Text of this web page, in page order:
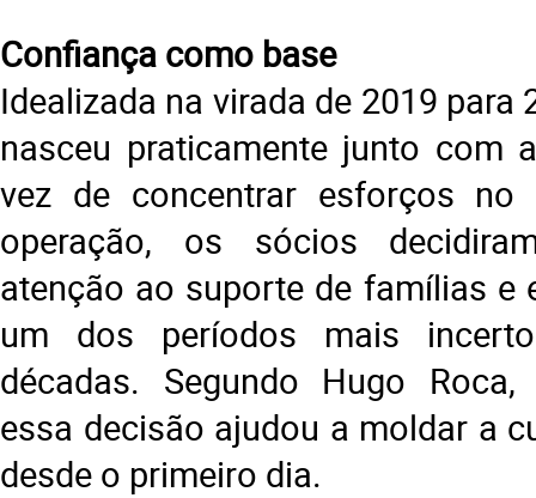
Confiança como base
Idealizada na virada de 2019 para
nasceu praticamente junto com
vez de concentrar esforços no
operação, os sócios
atenção ao suporte de famílias e
um dos períodos mais
décadas. Segundo Hugo Roca,
essa decisão ajudou a moldar a
desde o primeiro dia.